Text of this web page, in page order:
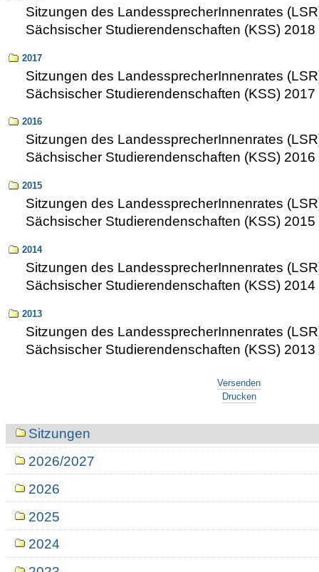
Sitzungen des LandessprecherInnenrates
Sächsischer Studierendenschaften (KSS) 2018
2017
Sitzungen des LandessprecherInnenrates
Sächsischer Studierendenschaften (KSS) 2017
2016
Sitzungen des LandessprecherInnenrates
Sächsischer Studierendenschaften (KSS) 2016
2015
Sitzungen des LandessprecherInnenrates
Sächsischer Studierendenschaften (KSS) 2015
2014
Sitzungen des LandessprecherInnenrates
Sächsischer Studierendenschaften (KSS) 2014
2013
Sitzungen des LandessprecherInnenrates
Sächsischer Studierendenschaften (KSS) 2013
Versenden
Drucken
NavigationSitzungen
2026/2027
2026
2025
2024